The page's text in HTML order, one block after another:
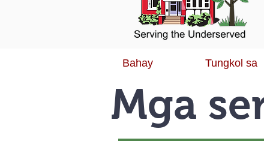
Bahay Tungkol sa
Mga